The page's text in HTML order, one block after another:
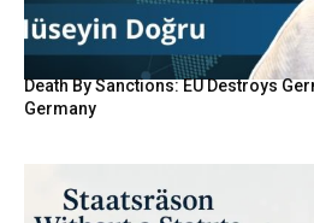
Death By Sanctions: EU Destroys
Germany